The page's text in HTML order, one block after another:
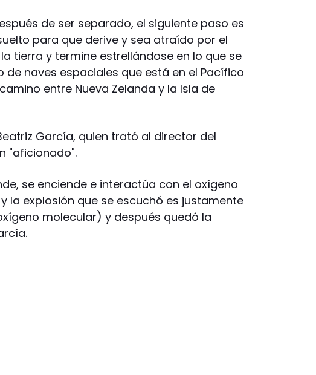
de ser separado, el siguiente paso es
para que derive y sea atraído por el
tierra y termine estrellándose en lo que se
naves espaciales que está en el Pacífico
entre Nueva Zelanda y la Isla de
García, quien trató al director del
"aficionado".
se enciende e interactúa con el oxígeno
la explosión que se escuchó es justamente
molecular) y después quedó la